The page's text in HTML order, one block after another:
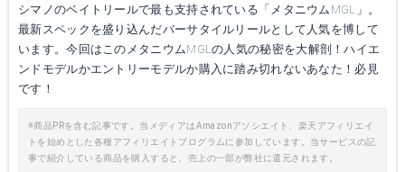
シマノのベイトリールで最も支持されている「メタニウムMGL」。
最新スペックを盛り込んだバーサタイルリールとして人気を博して
います。今回はこのメタニウムMGLの人気の秘密を大解剖！ハイエ
ンドモデルかエントリーモデルか購入に踏み切れないあなた！必見
です！
※商品PRを含む記事です。当メディアはAmazonアソシエイト、楽天アフィリエイ
トを始めとした各種アフィリエイトプログラムに参加しています。当サービスの記
事で紹介している商品を購入すると、売上の一部が弊社に還元されます。
シマノ 15 アルデバラン
Amazonで詳細を見る
楽天で詳細を見る